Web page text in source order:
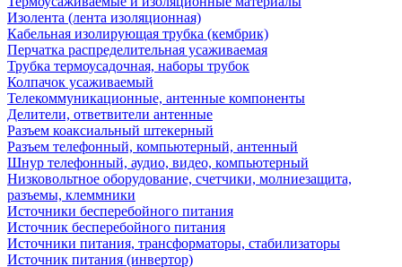
Изолента (лента изоляционная)
Кабельная изолирующая трубка (кембрик)
Перчатка распределительная усаживаемая
Трубка термоусадочная, наборы трубок
Колпачок усаживаемый
Телекоммуникационные, антенные компоненты
Делители, ответвители антенные
Разъем коаксиальный штекерный
Разъем телефонный, компьютерный, антенный
Шнур телефонный, аудио, видео, компьютерный
Низковольтное оборудование, счетчики, молниезащита,
разъемы, клеммники
Источники бесперебойного питания
Источник бесперебойного питания
Источники питания, трансформаторы, стабилизаторы
Источник питания (инвертор)